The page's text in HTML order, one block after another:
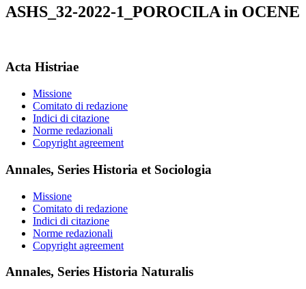
ASHS_32-2022-1_POROCILA in OCENE
Acta Histriae
Missione
Comitato di redazione
Indici di citazione
Norme redazionali
Copyright agreement
Annales, Series Historia et Sociologia
Missione
Comitato di redazione
Indici di citazione
Norme redazionali
Copyright agreement
Annales, Series Historia Naturalis